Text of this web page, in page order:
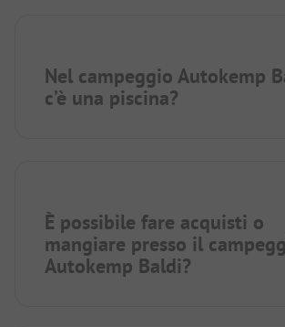
Nel campeggio Autokemp
c’è una piscina?
È possibile fare acquisti o
mangiare presso il
Autokemp Baldi?